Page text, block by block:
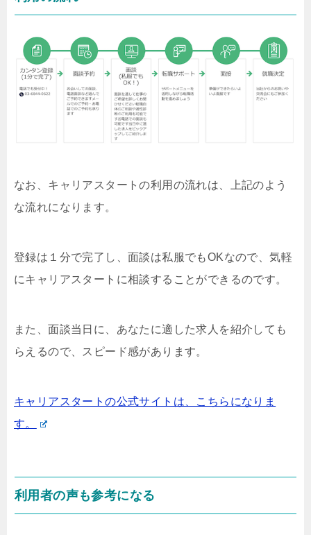
なお、キャリアスタートの利用の流れは、上記のよう
な流れになります。
登録は１分で完了し、面談は私服でもOKなので、気軽
にキャリアスタートに相談することができるのです。
また、面談当日に、あなたに適した求人を紹介しても
らえるので、スピード感があります。
キャリアスタートの公式サイトは、こちらになりま
す。
利用者の声も参考になる